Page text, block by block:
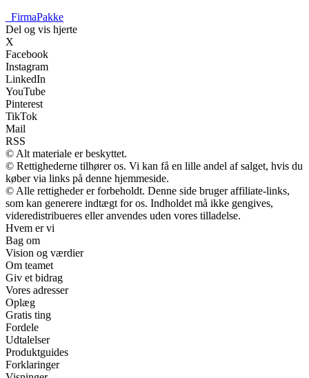
FirmaPakke
Del og vis hjerte
X
Facebook
Instagram
LinkedIn
YouTube
Pinterest
TikTok
Mail
RSS
© Alt materiale er beskyttet.
© Rettighederne tilhører os. Vi kan få en lille andel af salget, hvis du
køber via links på denne hjemmeside.
© Alle rettigheder er forbeholdt. Denne side bruger affiliate-links,
som kan generere indtægt for os. Indholdet må ikke gengives,
videredistribueres eller anvendes uden vores tilladelse.
Hvem er vi
Bag om
Vision og værdier
Om teamet
Giv et bidrag
Vores adresser
Oplæg
Gratis ting
Fordele
Udtalelser
Produktguides
Forklaringer